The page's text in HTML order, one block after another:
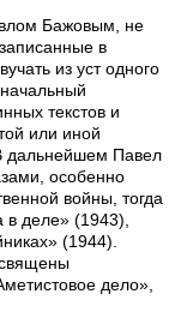
Бажовым, не
в
из уст одного
текстов и
или иной
дальнейшем Павел
особенно
войны, тогда
в деле» (1943),
(1944).
дело»,